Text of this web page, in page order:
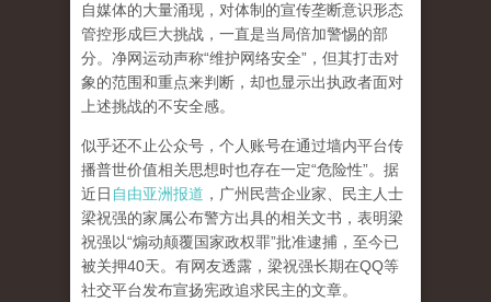
自媒体的大量涌现，对体制的宣传垄断意识形态
管控形成巨大挑战，一直是当局倍加警惕的部
分。净网运动声称“维护网络安全”，但其打击对
象的范围和重点来判断，却也显示出执政者面对
上述挑战的不安全感。
似乎还不止公众号，个人账号在通过墙内平台传
播普世价值相关思想时也存在一定“危险性”。据
近日 自由亚洲报道 ，广州民营企业家、民主人士
梁祝强的家属公布警方出具的相关文书，表明梁
祝强以“煽动颠覆国家政权罪”批准逮捕，至今已
被关押40天。有网友透露，梁祝强长期在QQ等
社交平台发布宣扬宪政追求民主的文章。